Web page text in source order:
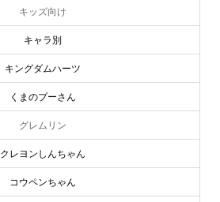
キッズ向け
キャラ別
キングダムハーツ
くまのプーさん
グレムリン
クレヨンしんちゃん
コウペンちゃん